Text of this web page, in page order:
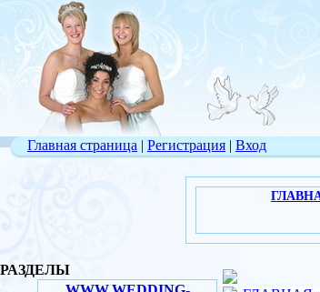
Главная страница | Регистрация | Вход
РАЗДЕЛЫ